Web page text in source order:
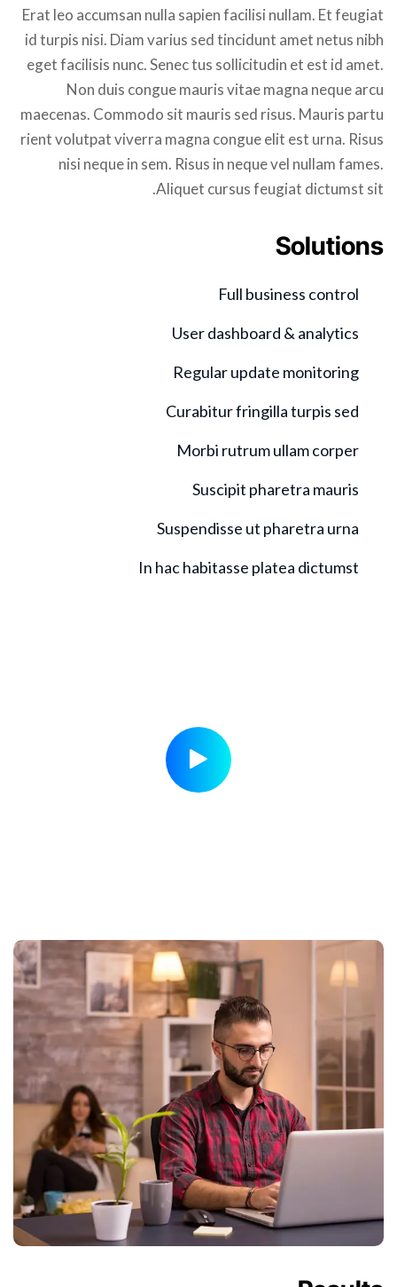
Erat leo accumsan nulla sapien facilisi nullam. Et feugiat
id turpis nisi. Diam varius sed tincidunt amet netus nibh
eget facilisis nunc. Senec tus sollicitudin et est id amet.
Non duis congue mauris vitae magna neque arcu
maecenas. Commodo sit mauris sed risus. Mauris partu
rient volutpat viverra magna congue elit est urna. Risus
nisi neque in sem. Risus in neque vel nullam fames.
Aliquet cursus feugiat dictumst sit.
Solutions
Full business control
User dashboard & analytics
Regular update monitoring
Curabitur fringilla turpis sed
Morbi rutrum ullam corper
Suscipit pharetra mauris
Suspendisse ut pharetra urna
In hac habitasse platea dictumst